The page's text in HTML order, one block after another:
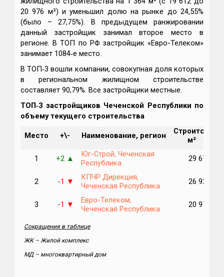
20 976 м²) и уменьшил долю на рынке до 24,55%
(было – 27,75%). В предыдущем ранжировании
данный застройщик занимал второе место в
регионе. В ТОП по РФ застройщик «Евро-Телеком»
занимает 1084‑е место.
В ТОП‑3 вошли компании, совокупная доля которых
в региональном жилищном строительстве
составляет 90,79%. Все застройщики местные.
ТОП‑3 застройщиков Чеченской Республики по
объему текущего строительства
Место +\- Наименование, регион
Строится,
м²
1 +2 ▲
Юг-Строй, Чеченская
Республика
29 673
2 -1 ▼
КПЧР Дирекция,
Чеченская Республика
26 924
3 -1 ▼
Евро-Телеком,
Чеченская Республика
20 976
Сокращения в таблице
ЖК – Жилой комплекс
МД – многоквартирный дом